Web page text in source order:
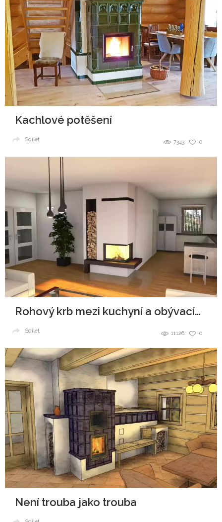
Kachlové potěšení
0
7343
Sdílet
Rohový krb mezi kuchyní a obývacím pokojem
0
11126
Sdílet
Není trouba jako trouba